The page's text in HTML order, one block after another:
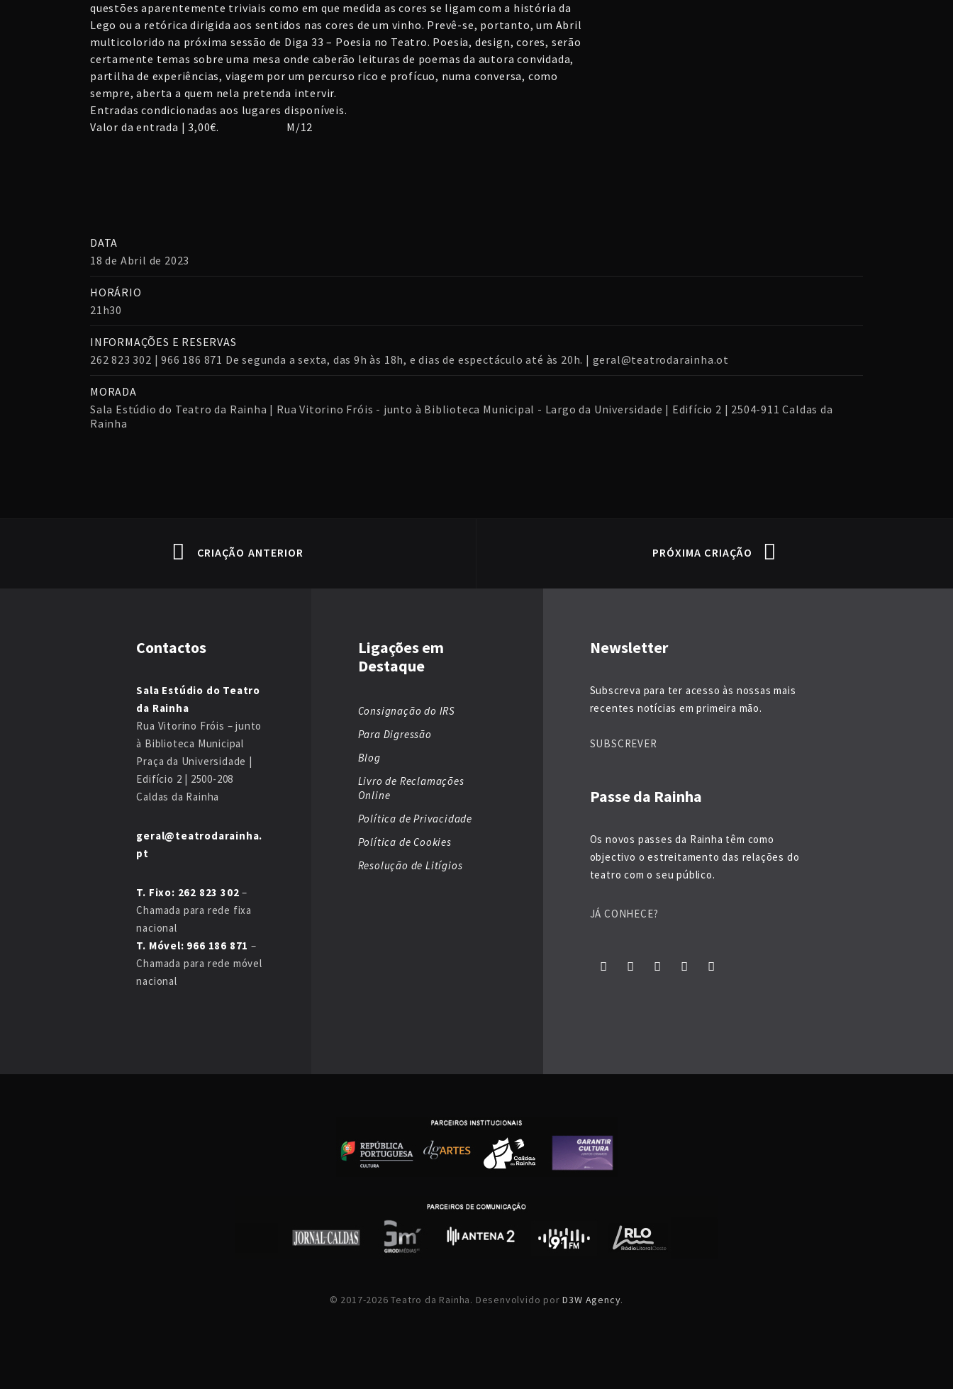
questões aparentemente triviais como em que medida as cores se ligam com a história da
Lego ou a retórica dirigida aos sentidos nas cores de um vinho. Prevê-se, portanto, um Abril
multicolorido na próxima sessão de Diga 33 – Poesia no Teatro. Poesia, design, cores, serão
certamente temas sobre uma mesa onde caberão leituras de poemas da autora convidada,
partilha de experiências, viagem por um percurso rico e profícuo, numa conversa, como
sempre, aberta a quem nela pretenda intervir.
Entradas condicionadas aos lugares disponíveis.
Valor da entrada | 3,00€. M/12
DATA
18 de Abril de 2023
HORÁRIO
21h30
INFORMAÇÕES E RESERVAS
262 823 302 | 966 186 871 De segunda a sexta, das 9h às 18h, e dias de espectáculo até às 20h. | geral@teatrodarainha.ot
MORADA
Sala Estúdio do Teatro da Rainha | Rua Vitorino Fróis - junto à Biblioteca Municipal - Largo da Universidade | Edifício 2 | 2504-911 Caldas da
Rainha
CRIAÇÃO ANTERIOR PRÓXIMA CRIAÇÃO
Contactos
Sala Estúdio do Teatro
da Rainha
Rua Vitorino Fróis – junto
à Biblioteca Municipal
Praça da Universidade |
Edifício 2 | 2500-208
Caldas da Rainha
geral@teatrodarainha.
pt
T. Fixo: 262 823 302 –
Chamada para rede fixa
nacional
T. Móvel: 966 186 871 –
Chamada para rede móvel
nacional
Ligações em
Destaque
Consignação do IRS
Para Digressão
Blog
Livro de Reclamações
Online
Política de Privacidade
Política de Cookies
Resolução de Litígios
Newsletter
Subscreva para ter acesso às nossas mais
recentes notícias em primeira mão.
SUBSCREVER
Passe da Rainha
Os novos passes da Rainha têm como
objectivo o estreitamento das relações do
teatro com o seu público.
JÁ CONHECE?
© 2017-2026 Teatro da Rainha. Desenvolvido porD3W Agency.